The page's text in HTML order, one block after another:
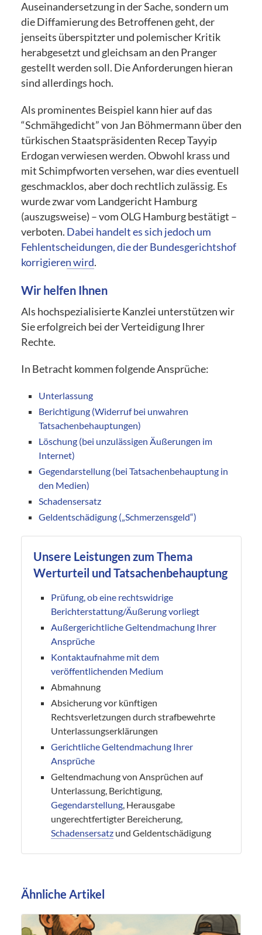
Auseinandersetzung in der Sache, sondern um
die Diffamierung des Betroffenen geht, der
jenseits überspitzter und polemischer Kritik
herabgesetzt und gleichsam an den Pranger
gestellt werden soll. Die Anforderungen hieran
sind allerdings hoch.
Als prominentes Beispiel kann hier auf das
“Schmähgedicht” von Jan Böhmermann über den
türkischen Staatspräsidenten Recep Tayyip
Erdogan verwiesen werden. Obwohl krass und
mit Schimpfworten versehen, war dies eventuell
geschmacklos, aber doch rechtlich zulässig. Es
wurde zwar vom Landgericht Hamburg
(auszugsweise) – vom OLG Hamburg bestätigt –
verboten. Dabei handelt es sich jedoch um
Fehlentscheidungen, die der Bundesgerichtshof
korrigieren wird.
Wir helfen Ihnen
Als hochspezialisierte Kanzlei unterstützen wir
Sie erfolgreich bei der Verteidigung Ihrer
Rechte.
In Betracht kommen folgende Ansprüche:
Unterlassung
Berichtigung (Widerruf bei unwahren
Tatsachenbehauptungen)
Löschung (bei unzulässigen Äußerungen im
Internet)
Gegendarstellung (bei Tatsachenbehauptung in
den Medien)
Schadensersatz
Geldentschädigung („Schmerzensgeld“)
Unsere Leistungen zum Thema
Werturteil und Tatsachenbehauptung
Prüfung, ob eine rechtswidrige
Berichterstattung/Äußerung vorliegt
Außergerichtliche Geltendmachung Ihrer
Ansprüche
Kontaktaufnahme mit dem
veröffentlichenden Medium
Abmahnung
Absicherung vor künftigen
Rechtsverletzungen durch strafbewehrte
Unterlassungserklärungen
Gerichtliche Geltendmachung Ihrer
Ansprüche
Geltendmachung von Ansprüchen auf
Unterlassung, Berichtigung,
Gegendarstellung, Herausgabe
ungerechtfertigter Bereicherung,
Schadensersatzund Geldentschädigung
Ähnliche Artikel